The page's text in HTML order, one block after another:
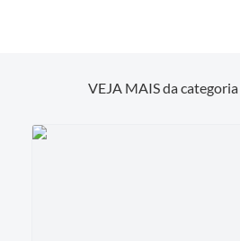
VEJA MAIS da categoria